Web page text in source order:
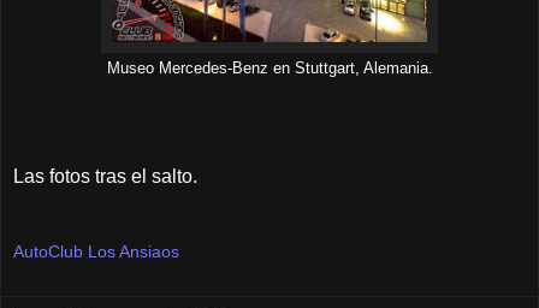
Museo Mercedes-Benz en Stuttgart, Alemania.
Las fotos tras el salto.
AutoClub Los Ansiaos